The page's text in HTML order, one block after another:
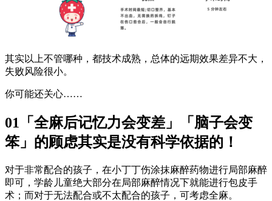
其实以上不管哪种，都技术成熟，总体的远期效果差异不大，
失败风险很小。
你可能还关心……
01「全麻后记忆力会变差」「脑子会变
笨」的顾虑其实是没有科学依据的！
对于非常配合的孩子，在小丁丁伤涂抹麻醉药物进行局部麻醉
即可，学龄儿童绝大部分在局部麻醉情况下就能进行包皮手
术；而对于无法配合或不太配合的孩子，可考虑全麻。